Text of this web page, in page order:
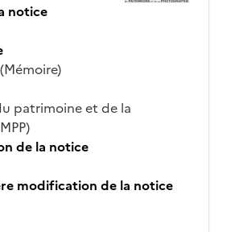
notice
patrimoine et de la
de la notice
modification de la notice